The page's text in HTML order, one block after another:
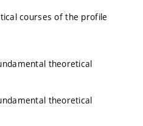
courses of the profile
theoretical
theoretical